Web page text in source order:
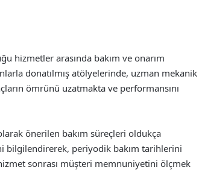
hizmetler arasında bakım ve onarım
donatılmış atölyelerinde, uzman mekanik
ömrünü uzatmakta ve performansını
önerilen bakım süreçleri oldukça
bilgilendirerek, periyodik bakım tarihlerini
sonrası müşteri memnuniyetini ölçmek